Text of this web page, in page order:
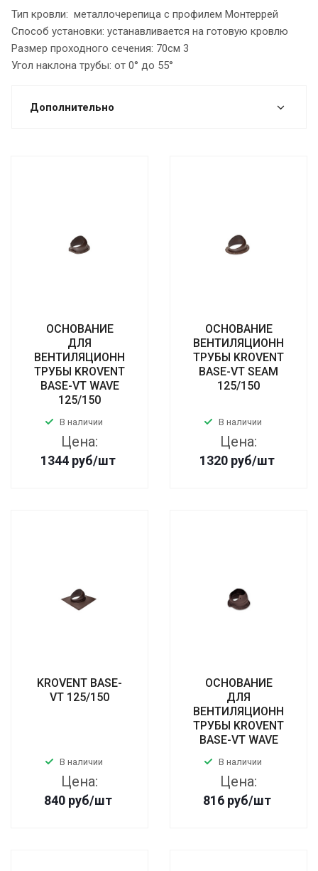
Тип кровли: металлочерепица с профилем Монтеррей
Способ установки: устанавливается на готовую кровлю
Размер проходного сечения: 70см 3
Угол наклона трубы: от 0° до 55°
Дополнительно
ОСНОВАНИЕ
ДЛЯ
ВЕНТИЛЯЦИОННОЙ
ТРУБЫ KROVENT
BASE-VT WAVE
125/150
В наличии
Цена:
1344 руб/шт
ОСНОВАНИЕ
ВЕНТИЛЯЦИОННОЙ
ТРУБЫ KROVENT
BASE-VT SEAM
125/150
В наличии
Цена:
1320 руб/шт
KROVENT BASE-
VT 125/150
В наличии
Цена:
840 руб/шт
ОСНОВАНИЕ
ДЛЯ
ВЕНТИЛЯЦИОННОЙ
ТРУБЫ KROVENT
BASE-VT WAVE
В наличии
Цена:
816 руб/шт